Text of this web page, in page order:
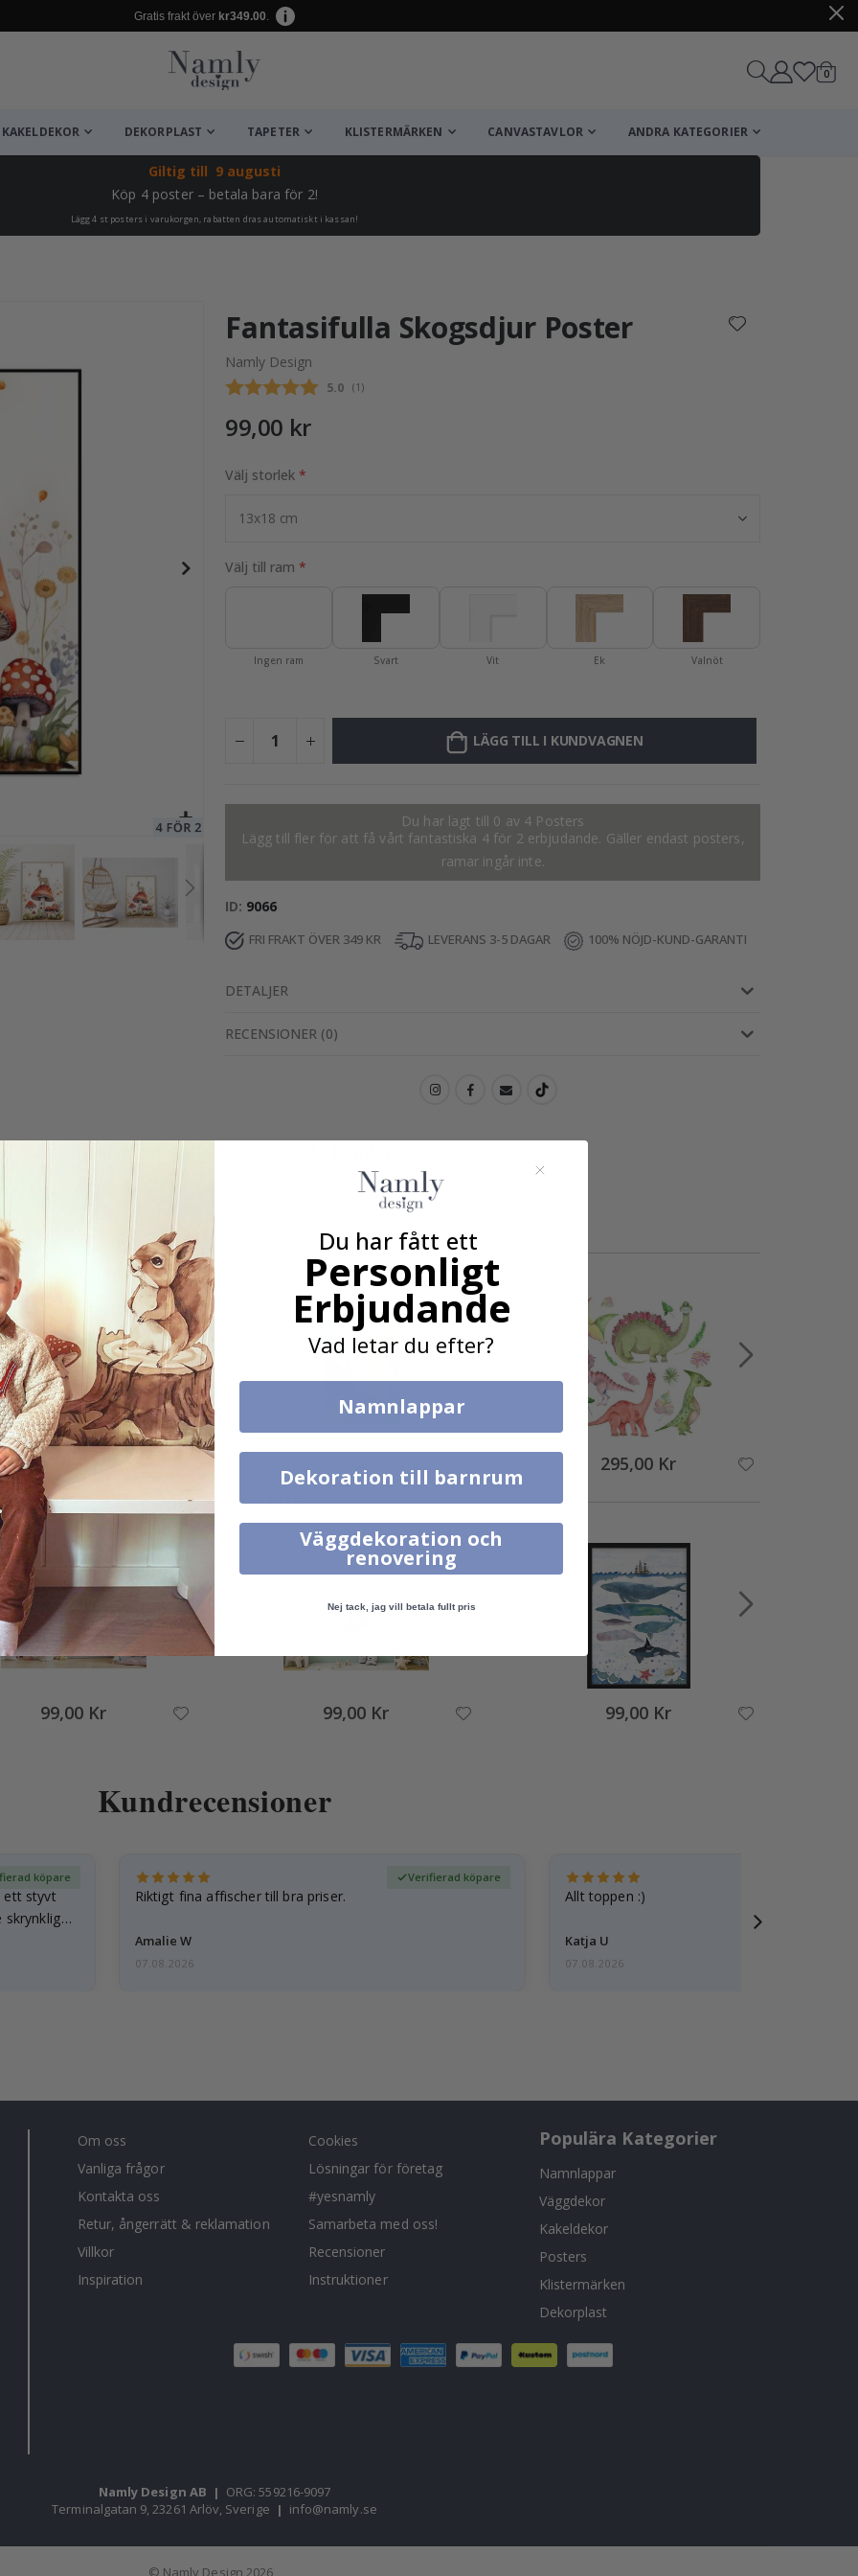
Gratis frakt över kr349.00.
0
KAKELDEKOR DEKORPLAST TAPETER KLISTERMÄRKEN CANVASTAVLOR ANDRA KATEGORIER
Giltig till 9 augusti
Köp 4 poster – betala bara för 2!
Lägg 4 st posters i varukorgen, rabatten dras automatiskt i kassan!
95,00 Kr
Fantasifulla Skogsdjur Poster
Namly Design
Snittbetyg:
5.0 (röster:
1 )
99,00 kr
Välj storlek
Välj till ram
Ingen ram Svart Vit Ek Valnöt
LÄGG TILL I KUNDVAGNEN
Du har lagt till 0 av 4 Posters
Lägg till fler för att få vårt fantastiska 4 för 2 erbjudande. Gäller endast posters,
ramar ingår inte.
ID 9066
FRI FRAKT ÖVER 349 KR LEVERANS 3-5 DAGAR 100% NÖJD-KUND-GARANTI
DETALJER
RECENSIONER (0)
Verklig inspiration från våra glada kunder!
Tagga ditt med #namly_design
Andra köpte också
199,00 Kr 295,00 Kr
Liknande Produkter
99,00 Kr 99,00 Kr 99,00 Kr
Kundrecensioner
ett styvt
köpare
Riktigt fina affischer till bra priser.
Amalie W
Verifierad köpare
07.08.2026
Allt toppen :)
Katja U
07.08.2026
Om oss
Vanliga frågor
Kontakta oss
Retur, ångerrätt & reklamation
Villkor
Inspiration
Cookies
Lösningar för företag
#yesnamly
Samarbeta med oss!
Recensioner
Instruktioner
Populära Kategorier
Namnlappar
Väggdekor
Kakeldekor
Posters
Klistermärken
Dekorplast
Namly Design AB | ORG: 559216-9097
Terminalgatan 9, 23261 Arlöv, Sverige | info@namly.se
© Namly Design 2026
Du har fått ett
Personligt
Erbjudande
Vad letar du efter?
Namnlappar
Dekoration till barnrum
Väggdekoration och
renovering
Nej tack, jag vill betala fullt pris